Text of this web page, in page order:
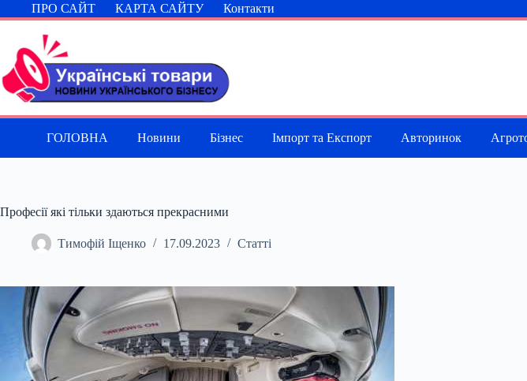
Перейти
до
ПРО САЙТ КАРТА САЙТУ Контакти
ГОЛОВНА Новини Бізнес Імпорт та Експорт Авторинок
Професії які тільки здаються прекрасними
Тимофій Іщенко 17.09.2023 Статті